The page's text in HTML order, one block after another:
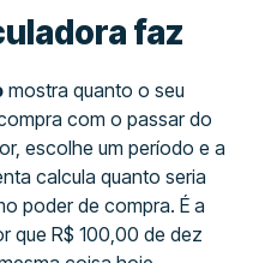
faz
mostra quanto o seu
com o passar do
escolhe um período e a
calcula quanto seria
poder de compra. É a
que R$ 100,00 de dez